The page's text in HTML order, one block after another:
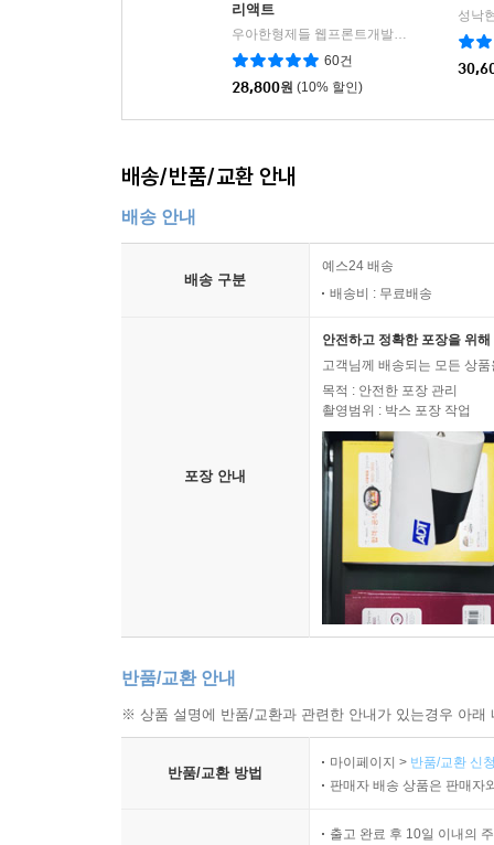
리액트
우아한형제들 웹프론트개발그룹 저
한빛미
60건
28,800원 (10% 할인)
성낙
배송/반품/교환 안내
배송 안내
배송 구분
예스24 배송
배송비 : 무료배송
포장 안내
안전하고 정확한 포장을 위
고객님께 배송되는 모든 상
목적 : 안전한 포장 관리
촬영범위 : 박스 포장 작업
반품/교환 안내
※ 상품 설명에 반품/교환과 관련한 안내가 있는경우 아
반품/교환 방법
마이페이지 > 반품/교환 신
판매자 배송 상품은 판매자
출고 완료 후 10일 이내의